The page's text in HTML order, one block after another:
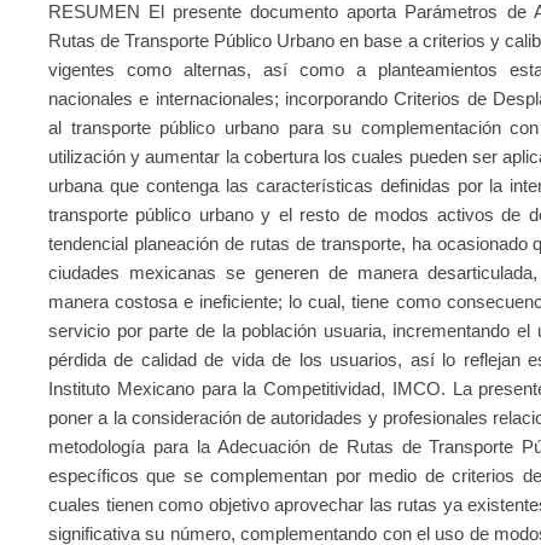
RESUMEN El presente documento aporta Parámetros de
Rutas de Transporte Público Urbano en base a criterios y
vigentes como alternas, así como a planteamientos
nacionales e internacionales; incorporando Criterios de
al transporte público urbano para su complementación
utilización y aumentar la cobertura los cuales pueden ser
urbana que contenga las características definidas por la
transporte público urbano y el resto de modos activos de
tendencial planeación de rutas de transporte, ha ocasionado
ciudades mexicanas se generen de manera
manera costosa e ineficiente; lo cual, tiene como
servicio por parte de la población usuaria, incrementando
pérdida de calidad de vida de los usuarios, así lo reflejan
Instituto Mexicano para la Competitividad, IMCO. La
poner a la consideración de autoridades y profesionales
metodología para la Adecuación de Rutas de Transporte
específicos que se complementan por medio de criterios
cuales tienen como objetivo aprovechar las rutas ya
significativa su número, complementando con el uso de